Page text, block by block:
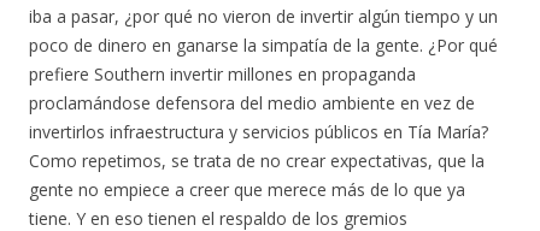
iba a pasar, ¿por qué no vieron de invertir algún tiempo y un
poco de dinero en ganarse la simpatía de la gente. ¿Por qué
prefiere Southern invertir millones en propaganda
proclamándose defensora del medio ambiente en vez de
invertirlos infraestructura y servicios públicos en Tía María?
Como repetimos, se trata de no crear expectativas, que la
gente no empiece a creer que merece más de lo que ya
tiene. Y en eso tienen el respaldo de los gremios